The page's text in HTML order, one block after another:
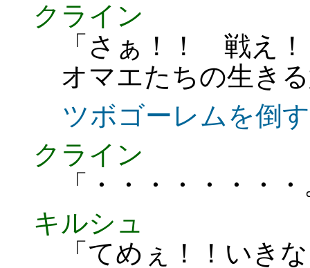
クライン
「さぁ！！ 戦え
オマエたちの生き
ツボゴーレムを倒す
クライン
「・・・・・・・
キルシュ
「てめぇ！！いき